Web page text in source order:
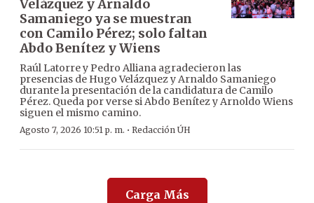
Velázquez y Arnaldo
Samaniego ya se muestran
con Camilo Pérez; solo faltan
Abdo Benítez y Wiens
Raúl Latorre y Pedro Alliana agradecieron las
presencias de Hugo Velázquez y Arnaldo Samaniego
durante la presentación de la candidatura de Camilo
Pérez. Queda por verse si Abdo Benítez y Arnoldo Wiens
siguen el mismo camino.
Agosto 7, 2026 10:51 p. m. · Redacción ÚH
Carga Más